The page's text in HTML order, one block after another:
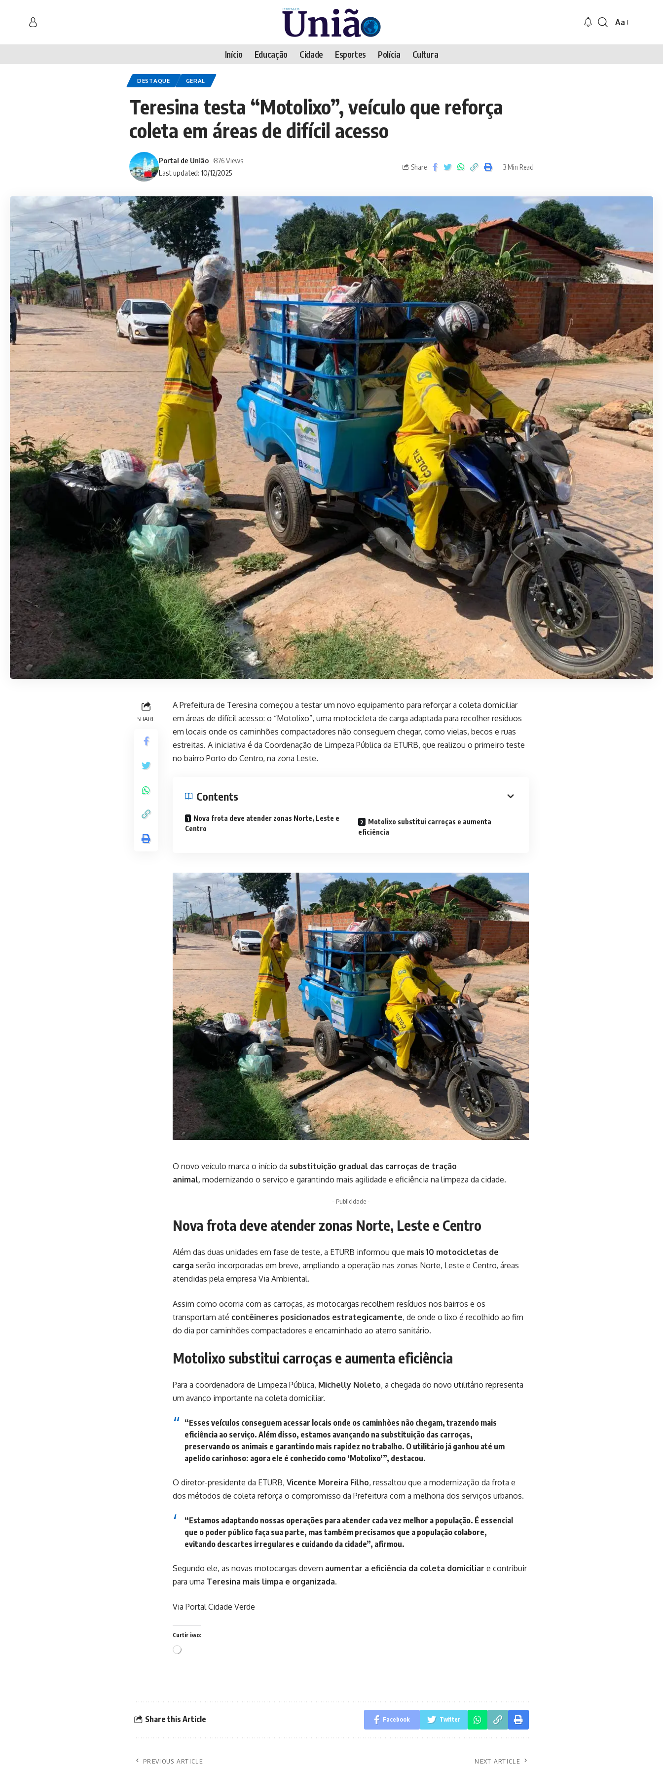
Aa
Início Educação Cidade Esportes Polícia Cultura
DESTAQUE GERAL
Teresina testa “Motolixo”, veículo que reforça
coleta em áreas de difícil acesso
Last updated: 10/12/2025
Portal de União 876 Views
Share 3 Min Read
SHARE
A Prefeitura de Teresina começou a testar um novo equipamento para reforçar a coleta domiciliar
em áreas de difícil acesso: o “Motolixo”, uma motocicleta de carga adaptada para recolher resíduos
em locais onde os caminhões compactadores não conseguem chegar, como vielas, becos e ruas
estreitas. A iniciativa é da Coordenação de Limpeza Pública da ETURB, que realizou o primeiro teste
no bairro Porto do Centro, na zona Leste.
Contents
Nova frota deve atender zonas Norte, Leste e
Centro
Motolixo substitui carroças e aumenta
eficiência
O novo veículo marca o início da substituição gradual das carroças de tração
animal, modernizando o serviço e garantindo mais agilidade e eficiência na limpeza da cidade.
- Publicidade -
Nova frota deve atender zonas Norte, Leste e Centro
Além das duas unidades em fase de teste, a ETURB informou que mais 10 motocicletas de
carga serão incorporadas em breve, ampliando a operação nas zonas Norte, Leste e Centro, áreas
atendidas pela empresa Via Ambiental.
Assim como ocorria com as carroças, as motocargas recolhem resíduos nos bairros e os
transportam até contêineres posicionados estrategicamente, de onde o lixo é recolhido ao fim
do dia por caminhões compactadores e encaminhado ao aterro sanitário.
Motolixo substitui carroças e aumenta eficiência
Para a coordenadora de Limpeza Pública, Michelly Noleto, a chegada do novo utilitário representa
um avanço importante na coleta domiciliar.
“Esses veículos conseguem acessar locais onde os caminhões não chegam, trazendo mais
eficiência ao serviço. Além disso, estamos avançando na substituição das carroças,
preservando os animais e garantindo mais rapidez no trabalho. O utilitário já ganhou até um
apelido carinhoso: agora ele é conhecido como ‘Motolixo’”, destacou.
O diretor-presidente da ETURB, Vicente Moreira Filho, ressaltou que a modernização da frota e
dos métodos de coleta reforça o compromisso da Prefeitura com a melhoria dos serviços urbanos.
“Estamos adaptando nossas operações para atender cada vez melhor a população. É essencial
que o poder público faça sua parte, mas também precisamos que a população colabore,
evitando descartes irregulares e cuidando da cidade”, afirmou.
Segundo ele, as novas motocargas devem aumentar a eficiência da coleta domiciliar e contribuir
para uma Teresina mais limpa e organizada.
Via Portal Cidade Verde
Curtir isso:
Carregando...
Share this Article Facebook Twitter
PREVIOUS ARTICLE NEXT ARTICLE